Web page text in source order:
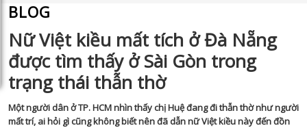
BLOG
Nữ Việt kiều mất tích ở Đà Nẵng
được tìm thấy ở Sài Gòn trong
trạng thái thẫn thờ
Một người dân ở TP. HCM nhìn thấy chị Huệ đang đi thẫn thờ như người
mất trí, ai hỏi gì cũng không biết nên đã dẫn nữ Việt kiều này đến đồn